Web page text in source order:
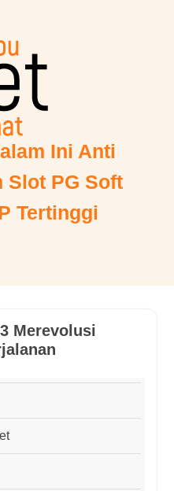
Ini Anti
Slot PG Soft
Tertinggi
Merevolusi